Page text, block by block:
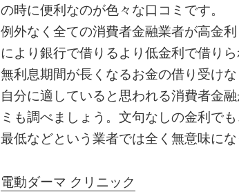
の時に便利なのが色々な口コミです。
例外なく全ての消費者金融業者が高金
により銀行で借りるより低金利で借り
無利息期間が長くなるお金の借り受け
自分に適していると思われる消費者金
ミも調べましょう。文句なしの金利で
最低などという業者では全く無意味にな
電動ダーマ クリニック